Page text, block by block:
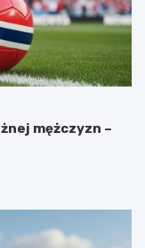
mężczyzn –